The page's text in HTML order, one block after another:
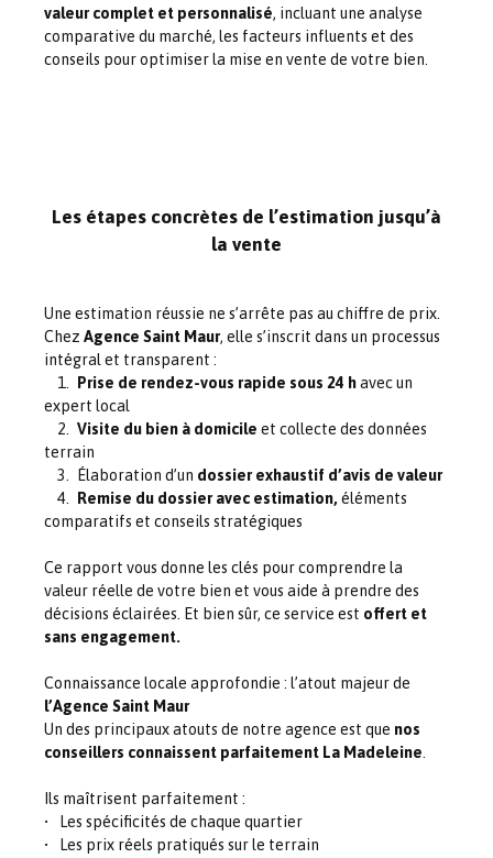
valeur complet et personnalisé, incluant une analyse
comparative du marché, les facteurs influents et des
conseils pour optimiser la mise en vente de votre bien.
Les étapes concrètes de l’estimation jusqu’à
la vente
Une estimation réussie ne s’arrête pas au chiffre de prix.
Chez Agence Saint Maur, elle s’inscrit dans un processus
intégral et transparent :
Prise de rendez-vous rapide sous 24 havec un
expert local
Visite du bien à domicileet collecte des données
terrain
Élaboration d’un dossier exhaustif d’avis de valeur
Remise du dossier avec estimation,éléments
comparatifs et conseils stratégiques
Ce rapport vous donne les clés pour comprendre la
valeur réelle de votre bien et vous aide à prendre des
décisions éclairées. Et bien sûr, ce service est offert et
sans engagement.
Connaissance locale approfondie : l’atout majeur de
l’Agence Saint Maur
Un des principaux atouts de notre agence est que nos
conseillers connaissent parfaitement La Madeleine
Ils maîtrisent parfaitement :
Les spécificités de chaque quartier
Les prix réels pratiqués sur le terrain